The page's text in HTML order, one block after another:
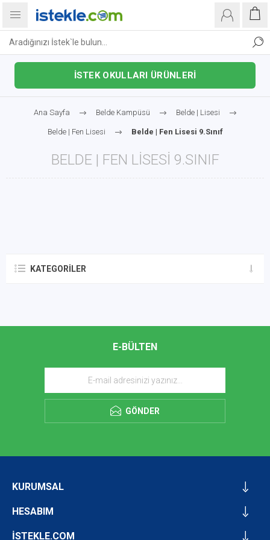
İSTEK OKULLARI ÜRÜNLERİ
Ana Sayfa Belde Kampüsü Belde | Lisesi
Belde | Fen Lisesi Belde | Fen Lisesi 9.Sınıf
BELDE | FEN LISESI 9.SINIF
KATEGORILER
E-BÜLTEN
GÖNDER
KURUMSAL
HESABIM
İSTEKLE.COM